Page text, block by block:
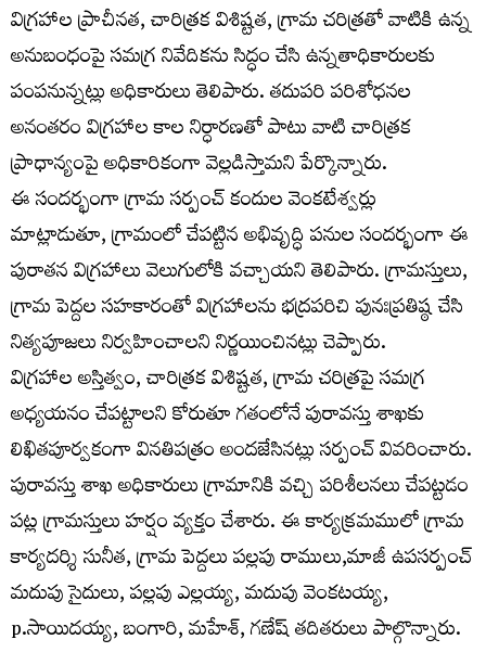
విగ్రహాల ప్రాచీనత, చారిత్రక విశిష్టత, గ్రామ చరిత్రతో వాటికి ఉన్న
అనుబంధంపై సమగ్ర నివేదికను సిద్ధం చేసి ఉన్నతాధికారులకు
పంపనున్నట్లు అధికారులు తెలిపారు. తదుపరి పరిశోధనల
అనంతరం విగ్రహాల కాల నిర్ధారణతో పాటు వాటి చారిత్రక
ప్రాధాన్యంపై అధికారికంగా వెల్లడిస్తామని పేర్కొన్నారు.
ఈ సందర్భంగా గ్రామ సర్పంచ్ కందుల వెంకటేశ్వర్లు
మాట్లాడుతూ, గ్రామంలో చేపట్టిన అభివృద్ధి పనుల సందర్భంగా ఈ
పురాతన విగ్రహాలు వెలుగులోకి వచ్చాయని తెలిపారు. గ్రామస్తులు,
గ్రామ పెద్దల సహకారంతో విగ్రహాలను భద్రపరిచి పునఃప్రతిష్ఠ చేసి
నిత్యపూజలు నిర్వహించాలని నిర్ణయించినట్లు చెప్పారు.
విగ్రహాల అస్తిత్వం, చారిత్రక విశిష్టత, గ్రామ చరిత్రపై సమగ్ర
అధ్యయనం చేపట్టాలని కోరుతూ గతంలోనే పురావస్తు శాఖకు
లిఖితపూర్వకంగా వినతిపత్రం అందజేసినట్లు సర్పంచ్ వివరించారు.
పురావస్తు శాఖ అధికారులు గ్రామానికి వచ్చి పరిశీలనలు చేపట్టడం
పట్ల గ్రామస్తులు హర్షం వ్యక్తం చేశారు. ఈ కార్యక్రమములో గ్రామ
కార్యదర్శి సునీత, గ్రామ పెద్దలు పల్లపు రాములు,మాజీ ఉపసర్పంచ్
మదుపు సైదులు, పల్లపు ఎల్లయ్య, మదుపు వెంకటయ్య,
p.సాయిదయ్య, బంగారి, మహేశ్, గణేష్ తదితరులు పాల్గొన్నారు.